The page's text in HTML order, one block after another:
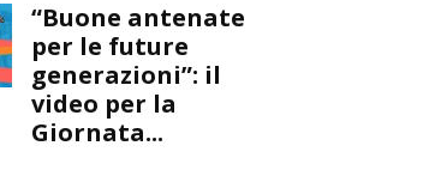
“Buone antenate
per le future
generazioni”: il
video per la
Giornata...